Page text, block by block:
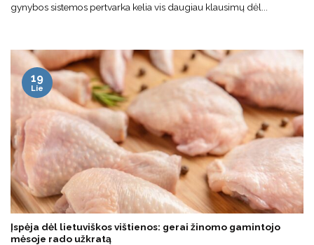
gynybos sistemos pertvarka kelia vis daugiau klausimų dėl...
Įspėja dėl lietuviškos vištienos: gerai žinomo gamintojo
mėsoje rado užkratą
19
Lie